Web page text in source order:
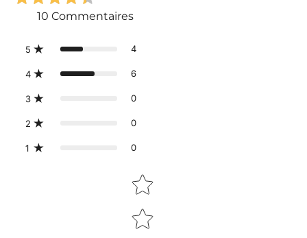
10 Commentaires
5 4
4 6
3 0
2 0
1 0
Star rating